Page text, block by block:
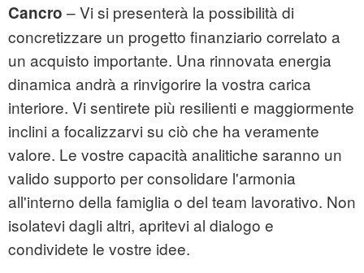
Cancro – Vi si presenterà la possibilità di
concretizzare un progetto finanziario correlato a
un acquisto importante. Una rinnovata energia
dinamica andrà a rinvigorire la vostra carica
interiore. Vi sentirete più resilienti e maggiormente
inclini a focalizzarvi su ciò che ha veramente
valore. Le vostre capacità analitiche saranno un
valido supporto per consolidare l'armonia
all'interno della famiglia o del team lavorativo. Non
isolatevi dagli altri, apritevi al dialogo e
condividete le vostre idee.